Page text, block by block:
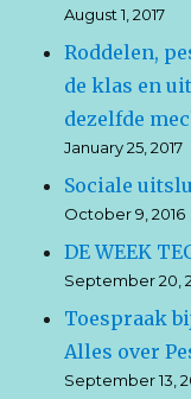
August 1, 2017
Roddelen,
de klas en
dezelfde
January 25, 2017
Sociale
October 9, 2016
DE WEEK
September 20,
Toespraak
Alles over
September 13,